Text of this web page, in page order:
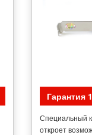
Гарантия
Специальный
откроет